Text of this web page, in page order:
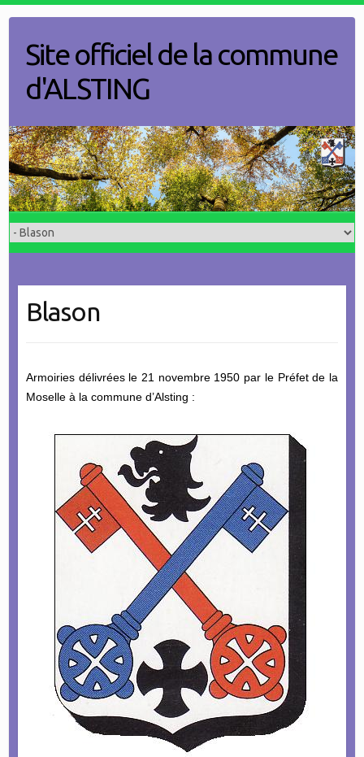
contentSite officiel de la commune
d'ALSTING
Blason
Armoiries délivrées le 21 novembre 1950 par le Préfet de la
Moselle à la commune d’Alsting :